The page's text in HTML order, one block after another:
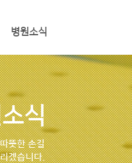
병원소식
공지사항
주간식단
식
뜻한 손길
겠습니다.